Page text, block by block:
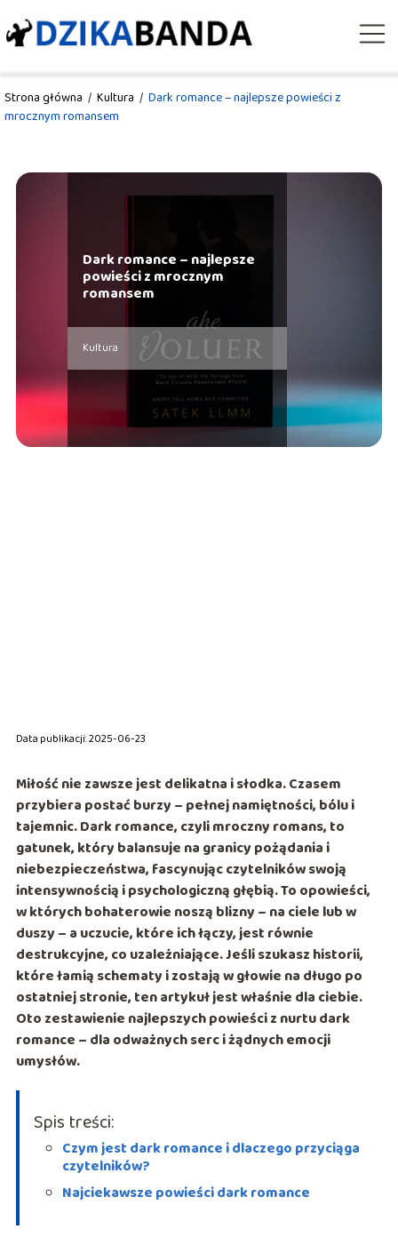
Strona główna / Kultura / Dark romance – najlepsze powieści z
mrocznym romansem
Dark romance – najlepsze
powieści z mrocznym
romansem
Kultura
Data publikacji: 2025-06-23
Miłość nie zawsze jest delikatna i słodka. Czasem
przybiera postać burzy – pełnej namiętności, bólu i
tajemnic. Dark romance, czyli mroczny romans, to
gatunek, który balansuje na granicy pożądania i
niebezpieczeństwa, fascynując czytelników swoją
intensywnością i psychologiczną głębią. To opowieści,
w których bohaterowie noszą blizny – na ciele lub w
duszy – a uczucie, które ich łączy, jest równie
destrukcyjne, co uzależniające. Jeśli szukasz historii,
które łamią schematy i zostają w głowie na długo po
ostatniej stronie, ten artykuł jest właśnie dla ciebie.
Oto zestawienie najlepszych powieści z nurtu dark
romance – dla odważnych serc i żądnych emocji
umysłów.
Spis treści:
Czym jest dark romance i dlaczego przyciąga
czytelników?
Najciekawsze powieści dark romance